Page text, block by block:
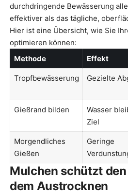
durchdringende Bewässerung
effektiver als das tägliche,
Hier ist eine Übersicht, wie Sie
optimieren können:
Methode
Effekt
Tropfbewässerung Gezielte
Gießrand bilden
Wasser
Ziel
Morgendliches
Gießen
Geringe
Mulchen schützt
dem Austrocknen